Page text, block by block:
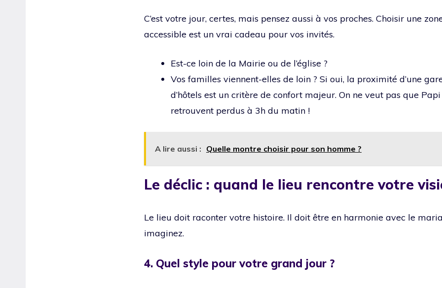
C’est votre jour, certes, mais pensez aussi à vos proches. Choisir une
accessible est un vrai cadeau pour vos invités.
Est-ce loin de la Mairie ou de l’église ?
Vos familles viennent-elles de loin ? Si oui, la proximité d’une
d’hôtels est un critère de confort majeur. On ne veut pas que
retrouvent perdus à 3h du matin !
A lire aussi : Quelle montre choisir pour son homme ?
Le déclic : quand le lieu rencontre votre
Le lieu doit raconter votre histoire. Il doit être en harmonie avec le
imaginez.
4. Quel style pour votre grand jour ?